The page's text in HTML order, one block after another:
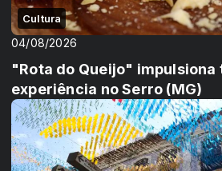
Cultura
04/08/2026
"Rota do Queijo" impulsiona
experiência no Serro (MG)